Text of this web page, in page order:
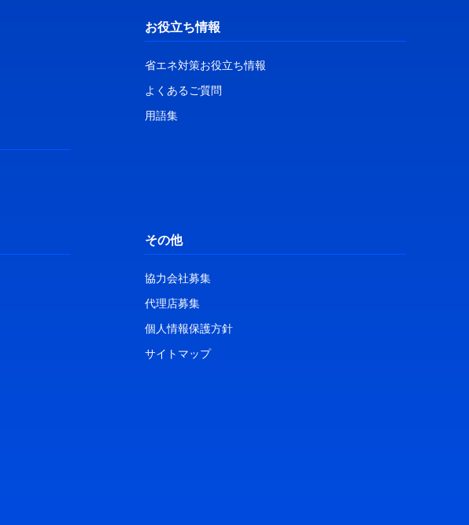
お役立ち情報
省エネ対策お役立ち情報
よくあるご質問
用語集
その他
協力会社募集
代理店募集
個人情報保護方針
サイトマップ